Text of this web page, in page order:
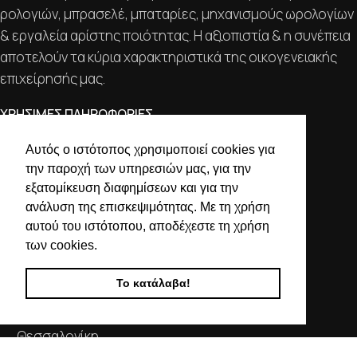
Αυτός ο ιστότοπος χρησιμοποιεί cookies για
την παροχή των υπηρεσιών μας, για την
εξατομίκευση διαφημίσεων και για την
ανάλυση της επισκεψιμότητας. Με τη χρήση
αυτού του ιστότοπου, αποδέχεστε τη χρήση
των cookies.
Το κατάλαβα!
ρολογιών, μπρασελέ, μπαταρίες, μηχανισμούς ωρολογίων
& εργαλεία αρίστης ποιότητας. Η αξιοπιστία & η συνέπεια
αποτελούν τα κύρια χαρακτηριστικά της οικογενειακής
επιχείρησής μας.
ΧΡΗΣΙΜΕΣ ΠΛΗΡΟΦΟΡΙΕΣ
ΕΠΙΚΟΙΝΩΝΙΑ
ΟΡΟΙ ΧΡΗΣΗΣ
ΤΡΟΠΟΙ ΠΛΗΡΩΜΗΣ ΑΠΟΣΤΟΛΗΣ
ΠΟΛΙΤΙΚΗ ΑΠΟΡΡΗΤΟΥ
Ο ΛΟΓΑΡΙΑΣΜΟΣ ΜΟΥ
ΣΤΟΙΧΕΙΑ ΕΠΙΚΟΙΝΩΝΙΑΣ
Θεσσαλονίκη